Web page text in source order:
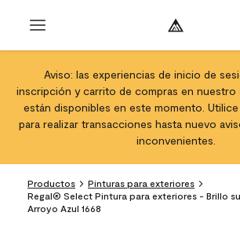
Aviso: las experiencias de inicio de
inscripción y carrito de compras en nuestro
están disponibles en este momento. Utilice
para realizar transacciones hasta nuevo
inconvenientes.
Productos
Pinturas para exteriores
Regal® Select Pintura para exteriores - Brillo
Arroyo Azul 1668